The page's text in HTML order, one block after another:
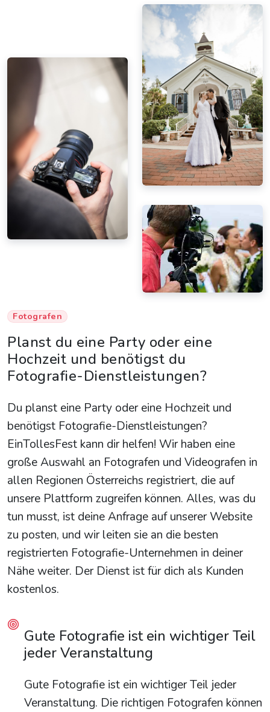
Fotografen
Planst du eine Party oder eine
Hochzeit und benötigst du
Fotografie-Dienstleistungen?
Du planst eine Party oder eine Hochzeit und
benötigst Fotografie-Dienstleistungen?
EinTollesFest kann dir helfen! Wir haben eine
große Auswahl an Fotografen und Videografen in
allen Regionen Österreichs registriert, die auf
unsere Plattform zugreifen können. Alles, was du
tun musst, ist deine Anfrage auf unserer Website
zu posten, und wir leiten sie an die besten
registrierten Fotografie-Unternehmen in deiner
Nähe weiter. Der Dienst ist für dich als Kunden
kostenlos.
Gute Fotografie ist ein wichtiger Teil
jeder Veranstaltung
Gute Fotografie ist ein wichtiger Teil jeder
Veranstaltung. Die richtigen Fotografen können